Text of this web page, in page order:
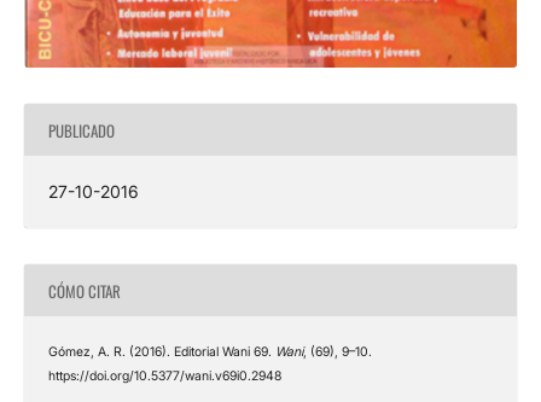
PUBLICADO
27-10-2016
CÓMO CITAR
Gómez, A. R. (2016). Editorial Wani 69. Wani, (69), 9–10.
https://doi.org/10.5377/wani.v69i0.2948